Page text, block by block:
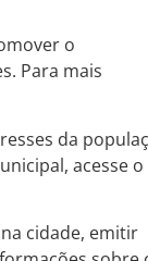
o
Para mais
da
acesse o
cidade, emitir